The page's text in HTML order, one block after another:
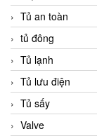
Tủ an toàn
tủ đông
Tủ lạnh
Tủ lưu điện
Tủ sấy
Valve